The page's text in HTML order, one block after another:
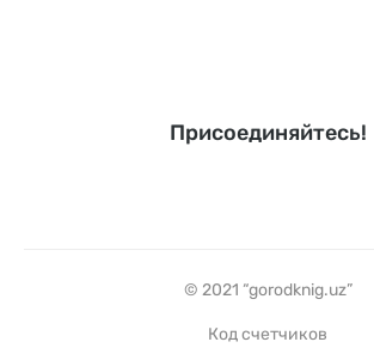
Присоединяйтесь!
© 2021 “gorodknig.uz”
Код счетчиков